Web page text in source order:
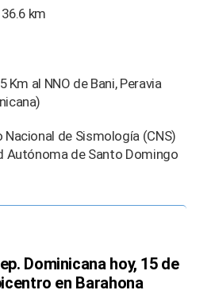
36.6 km
Km al NNO de Bani, Peravia
Nacional de Sismología (CNS)
Autónoma de Santo Domingo
Dominicana hoy, 15 de
en Barahona